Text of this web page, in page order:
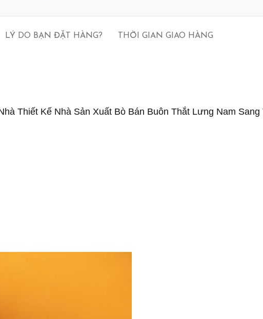
LÝ DO BẠN ĐẶT HÀNG? THỜI GIAN GIAO HÀNG
Thiết Kế Nhà Sản Xuất Bò Bán Buôn Thắt Lưng Nam Sang